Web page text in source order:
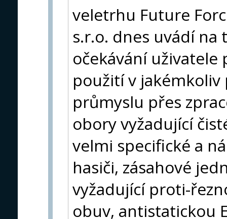
veletrhu Future
s.r.o. dnes uvádí
očekávání
použití v
průmyslu přes
obory vyžadující
velmi specifické a
hasiči, zásahové
vyžadující proti-
obuv, antistatickou